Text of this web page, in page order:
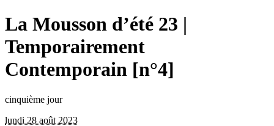
La Mousson d’été 23 |
Temporairement
Contemporain [n°4]
cinquième jour
lundi 28 août 2023